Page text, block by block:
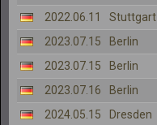
2022.06.11
Stuttgart
2023.07.15
Berlin
2023.07.15
Berlin
2023.07.16
Berlin
2024.05.15
Dresden